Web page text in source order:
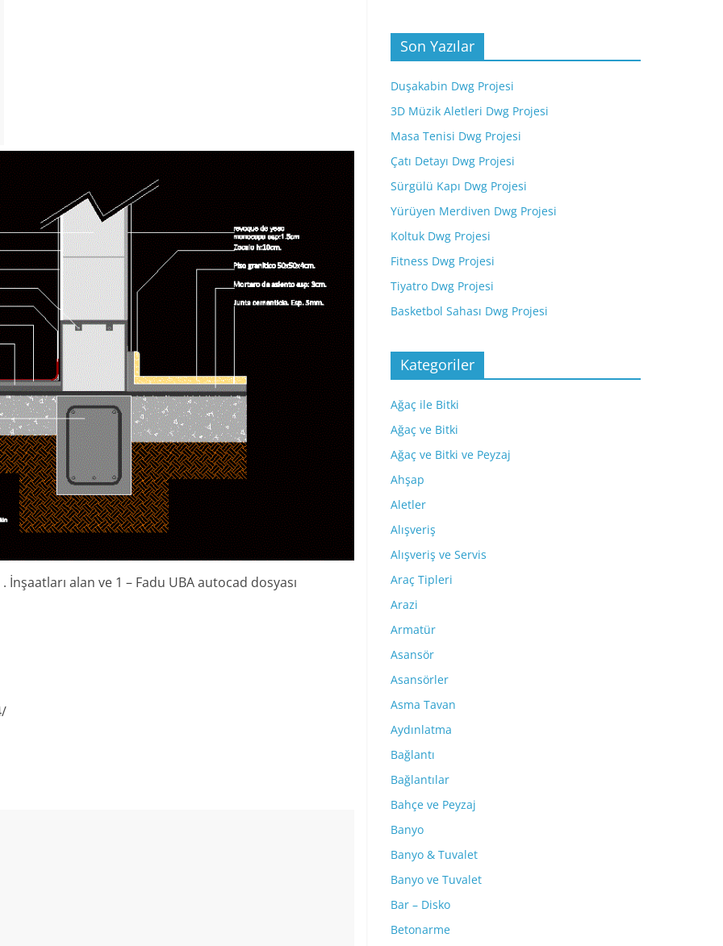
alan ve 1 – Fadu UBA autocad dosyası
Son Yazılar
Duşakabin Dwg Projesi
3D Müzik Aletleri Dwg Projesi
Masa Tenisi Dwg Projesi
Çatı Detayı Dwg Projesi
Sürgülü Kapı Dwg Projesi
Yürüyen Merdiven Dwg Projesi
Koltuk Dwg Projesi
Fitness Dwg Projesi
Tiyatro Dwg Projesi
Basketbol Sahası Dwg Projesi
Kategoriler
Ağaç ile Bitki
Ağaç ve Bitki
Ağaç ve Bitki ve Peyzaj
Ahşap
Aletler
Alışveriş
Alışveriş ve Servis
Araç Tipleri
Arazi
Armatür
Asansör
Asansörler
Asma Tavan
Aydınlatma
Bağlantı
Bağlantılar
Bahçe ve Peyzaj
Banyo
Banyo & Tuvalet
Banyo ve Tuvalet
Bar – Disko
Betonarme